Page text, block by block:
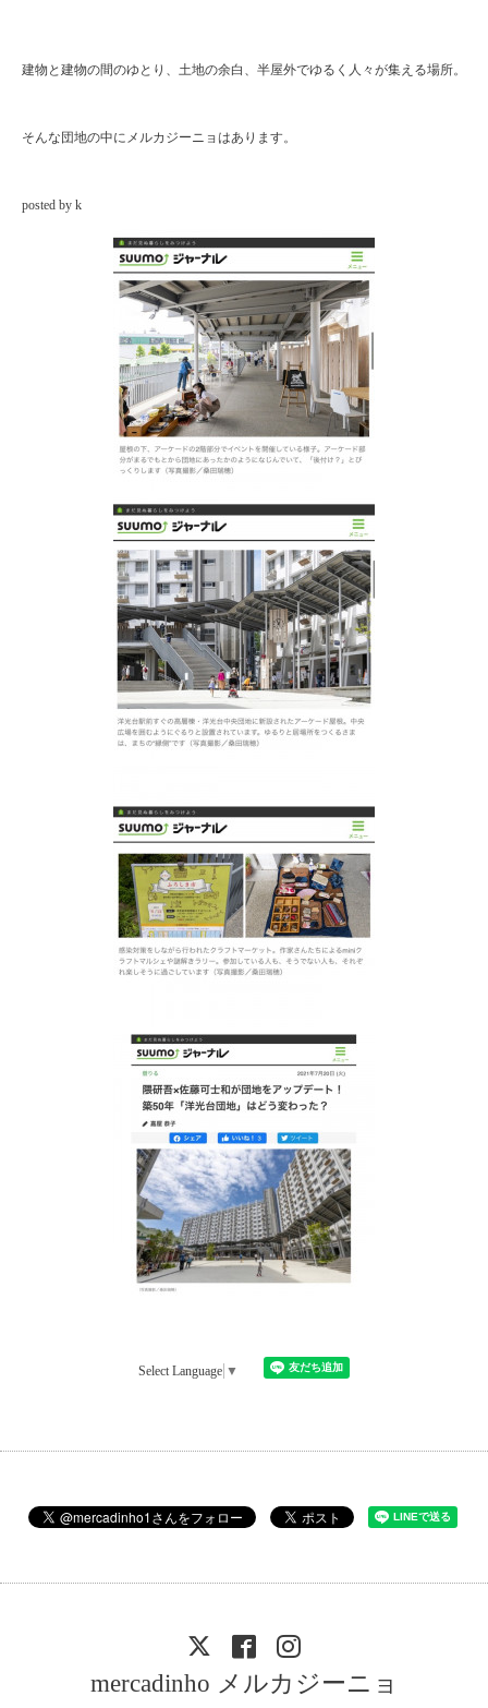
建物と建物の間のゆとり、土地の余白、半屋外でゆるく人々が集える場所。
そんな団地の中にメルカジーニョはあります。
posted by k
Select Language ▼
mercadinho メルカジーニョ